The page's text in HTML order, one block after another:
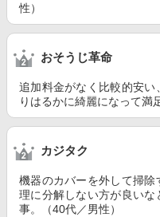
性）
おそうじ革命
追加料金がなく比較的安い
りはるかに綺麗になって満
カジタク
機器のカバーを外して掃
理に分解しない方が良い
事。（40代／男性）